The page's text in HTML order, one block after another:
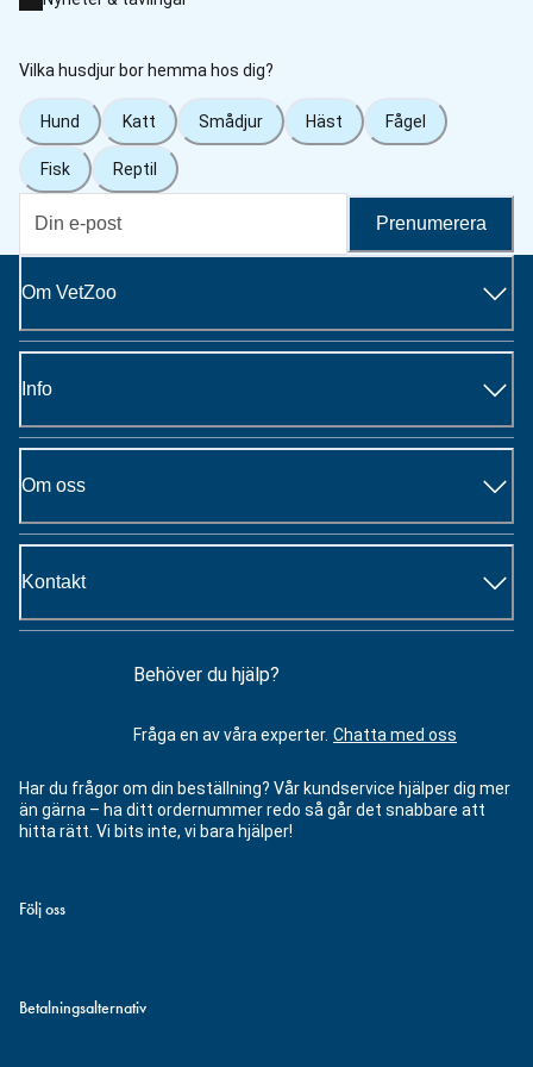
Vilka husdjur bor hemma hos dig?
Hund Katt Smådjur Häst Fågel
Fisk Reptil
Prenumerera
Om VetZoo
Info
Om oss
Kontakt
Behöver du hjälp?
Fråga en av våra experter. Chatta med oss
Har du frågor om din beställning? Vår kundservice hjälper dig mer
än gärna – ha ditt ordernummer redo så går det snabbare att
hitta rätt. Vi bits inte, vi bara hjälper!
Följ oss
Betalningsalternativ